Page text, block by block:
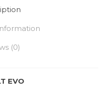
(0)
EVO